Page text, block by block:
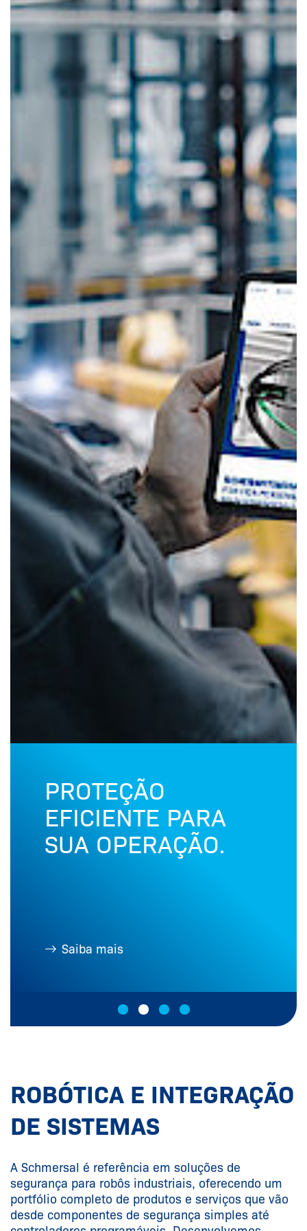
PROTEÇÃO
EFICIENTE PARA
SUA OPERAÇÃO.
Saiba mais
ROBÓTICA E INTEGRAÇÃO
DE SISTEMAS
A Schmersal é referência em soluções de
segurança para robôs industriais, oferecendo um
portfólio completo de produtos e serviços que vão
desde componentes de segurança simples até